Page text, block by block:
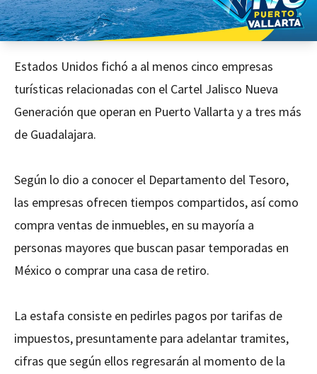
Estados Unidos fichó a al menos cinco empresas
turísticas relacionadas con el Cartel Jalisco Nueva
Generación que operan en Puerto Vallarta y a tres más
de Guadalajara.
Según lo dio a conocer el Departamento del Tesoro,
las empresas ofrecen tiempos compartidos, así como
compra ventas de inmuebles, en su mayoría a
personas mayores que buscan pasar temporadas en
México o comprar una casa de retiro.
La estafa consiste en pedirles pagos por tarifas de
impuestos, presuntamente para adelantar tramites,
cifras que según ellos regresarán al momento de la